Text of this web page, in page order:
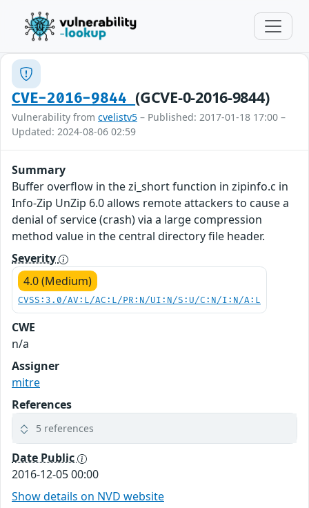
CVE-2016-9844(GCVE-0-2016-9844)
Vulnerability from cvelistv5 – Published: 2017-01-18 17:00 –
Updated: 2024-08-06 02:59
Summary
Buffer overflow in the zi_short function in zipinfo.c in
Info-Zip UnZip 6.0 allows remote attackers to cause a
denial of service (crash) via a large compression
method value in the central directory file header.
Severity
4.0 (Medium)
CVSS:3.0/AV:L/AC:L/PR:N/UI:N/S:U/C:N/I:N/A:L
CWE
n/a
Assigner
mitre
References
5 references
Date Public
2016-12-05 00:00
Show details on NVD website